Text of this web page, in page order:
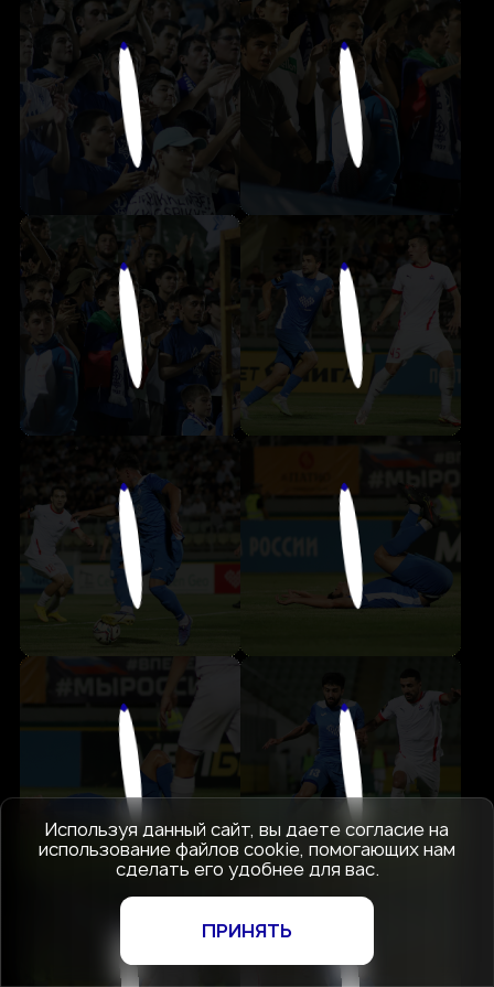
Используя данный сайт, вы даете согласие на
использование файлов cookie, помогающих нам
сделать его удобнее для вас.
ПРИНЯТЬ